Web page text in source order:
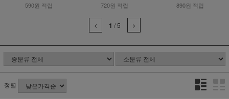
590원 적립 720원 적립 890원 적립
1 /5
정렬